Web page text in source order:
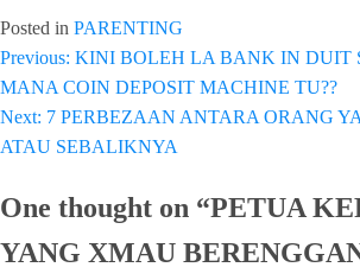
Posted in PARENTING
Post
navigation
Previous: KINI BOLEH LA BANK IN DUIT
MANA COIN DEPOSIT MACHINE TU??
Next: 7 PERBEZAAN ANTARA ORANG
ATAU SEBALIKNYA
One thought on “PETUA
YANG XMAU